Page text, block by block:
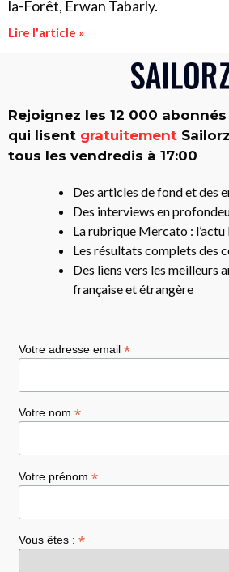
la-Forêt, Erwan Tabarly.
Lire l'article »
Rejoignez les 12 000 abonnés
qui lisent gratuitement Sailorz
tous les vendredis à 17:00
Des articles de fond et des
Des interviews en
La rubrique Mercato : l’actu
Les résultats complets des
Des liens vers les meilleurs
française et étrangère
Votre adresse email *
Votre nom *
Votre prénom *
Vous êtes : *